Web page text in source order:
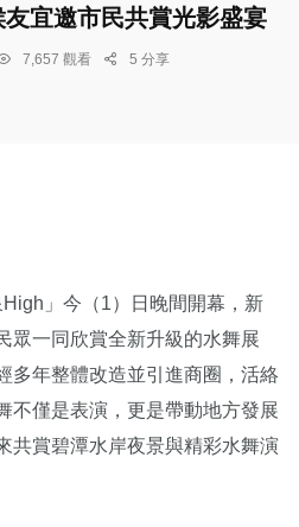
宜邀市民共賞光影盛宴
7,657 觀看 5 分享
High」今（1）日晚間開幕，新
眾一同欣賞全新升級的水舞展
多年整體改造並引進商圈，活絡
不僅是表演，更是帶動地方發展
共賞碧潭水岸夜景與精彩水舞演